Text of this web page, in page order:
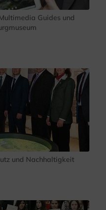
Guides und
und Nachhaltigkeit